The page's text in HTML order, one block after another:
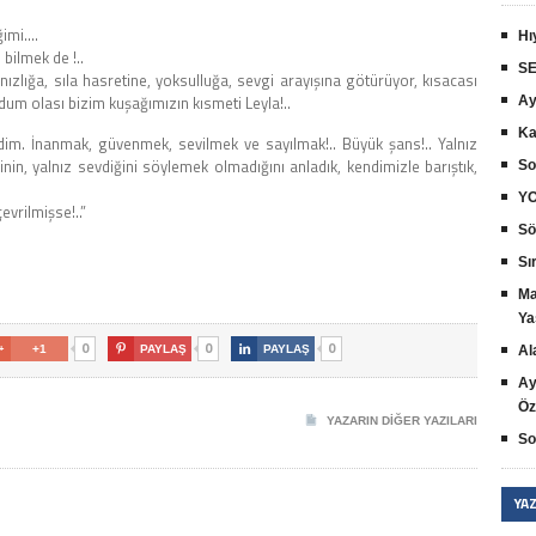
de !..
sıla hasretine, yoksulluğa, sevgi arayışına götürüyor, kısacası
olası bizim kuşağımızın kısmeti Leyla!..
İnanmak, güvenmek, sevilmek ve sayılmak!.. Büyük şans!.. Yalnız
yalnız sevdiğini söylemek olmadığını anladık, kendimizle barıştık,
+1 0  PAYLAŞ 0  PAYLAŞ 0
YAZARIN DIĞER YAZILARI